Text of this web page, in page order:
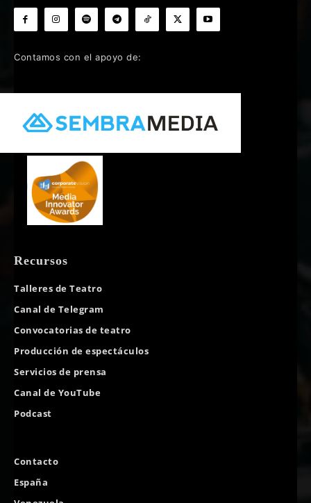
Contamos con el apoyo de:
Recursos
Talleres de Teatro
Canal de Telegram
Convocatorias de teatro
Producción de espectáculos
Servicios de prensa
Canal de YouTube
Podcast
Contacto
España